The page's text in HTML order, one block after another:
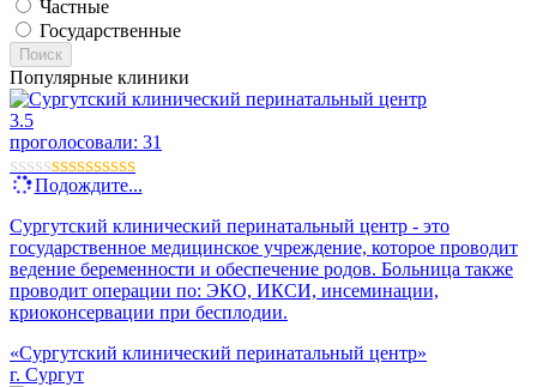
Частные
Государственные
Поиск
Популярные клиники
3.5
проголосовали: 31
Подождите...
Сургутский клинический перинатальный центр - это
государственное медицинское учреждение, которое проводит
ведение беременности и обеспечение родов. Больница также
проводит операции по: ЭКО, ИКСИ, инсеминации,
криоконсервации при бесплодии.
«Сургутский клинический перинатальный центр»
г. Сургут